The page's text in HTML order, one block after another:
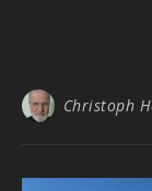
Christoph